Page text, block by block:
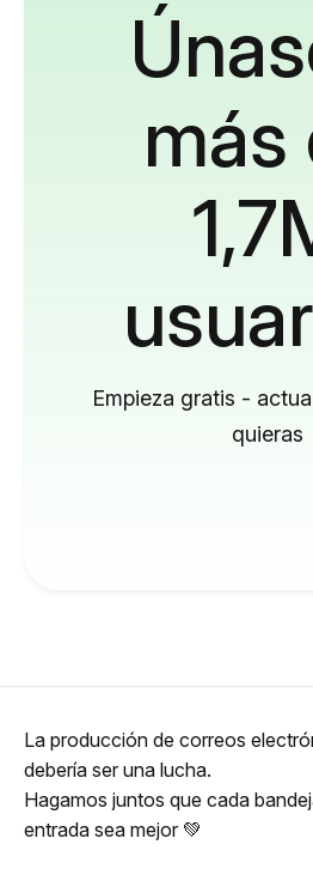
más
Empieza gratis -
quieras
La producción de correos
debería ser una lucha.
Hagamos juntos que cada
entrada sea mejor 💚